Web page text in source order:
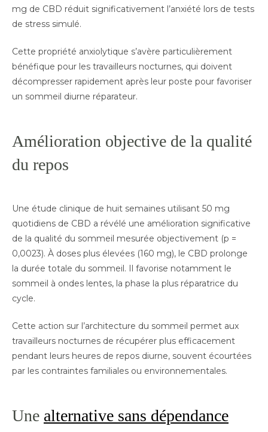
mg de CBD réduit significativement l’anxiété lors de tests
de stress simulé.
Cette propriété anxiolytique s’avère particulièrement
bénéfique pour les travailleurs nocturnes, qui doivent
décompresser rapidement après leur poste pour favoriser
un sommeil diurne réparateur.
Amélioration objective de la qualité
du repos
Une étude clinique de huit semaines utilisant 50 mg
quotidiens de CBD a révélé une amélioration significative
de la qualité du sommeil mesurée objectivement (p =
0,0023). À doses plus élevées (160 mg), le CBD prolonge
la durée totale du sommeil. Il favorise notamment le
sommeil à ondes lentes, la phase la plus réparatrice du
cycle.
Cette action sur l’architecture du sommeil permet aux
travailleurs nocturnes de récupérer plus efficacement
pendant leurs heures de repos diurne, souvent écourtées
par les contraintes familiales ou environnementales.
Une alternative sans dépendance